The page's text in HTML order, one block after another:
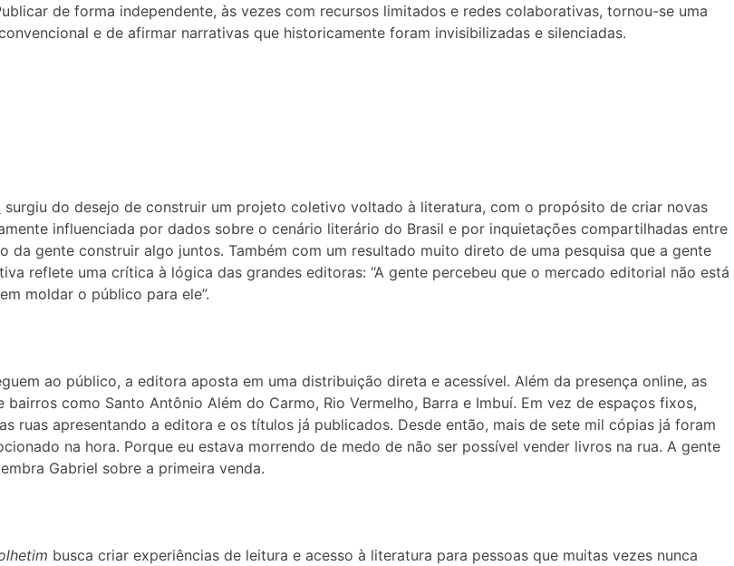
de forma independente, às vezes com recursos limitados e redes colaborativas, tornou-se uma
e de afirmar narrativas que historicamente foram invisibilizadas e silenciadas.
surgiu do desejo de construir um projeto coletivo voltado à literatura, com o propósito de criar novas
influenciada por dados sobre o cenário literário do Brasil e por inquietações compartilhadas entre
da gente construir algo juntos. Também com um resultado muito direto de uma pesquisa que a gente
reflete uma crítica à lógica das grandes editoras: “A gente percebeu que o mercado editorial não está
moldar o público para ele”.
ao público, a editora aposta em uma distribuição direta e acessível. Além da presença online, as
bairros como Santo Antônio Além do Carmo, Rio Vermelho, Barra e Imbuí. Em vez de espaços fixos,
ruas apresentando a editora e os títulos já publicados. Desde então, mais de sete mil cópias já foram
na hora. Porque eu estava morrendo de medo de não ser possível vender livros na rua. A gente
Gabriel sobre a primeira venda.
busca criar experiências de leitura e acesso à literatura para pessoas que muitas vezes nunca